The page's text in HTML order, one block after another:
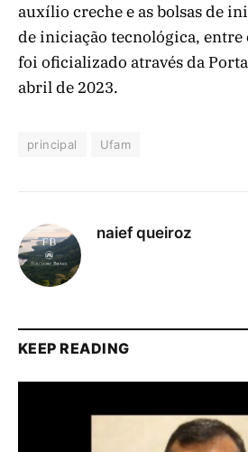
auxílio creche e as bolsas de
de iniciação tecnológica, entre
foi oficializado através da
abril de 2023.
principal Ufam
naief queiroz
KEEP READING